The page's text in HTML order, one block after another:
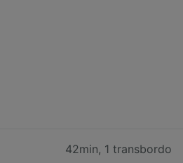
42min, 1 transbordo